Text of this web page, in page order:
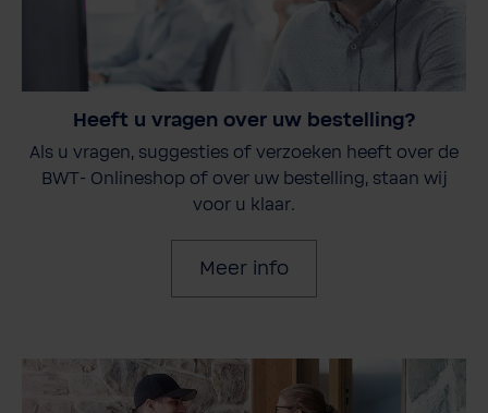
Heeft u vragen over uw bestelling?
Als u vragen, suggesties of verzoeken heeft over de
BWT- Onlineshop of over uw bestelling, staan wij
voor u klaar.
Meer info